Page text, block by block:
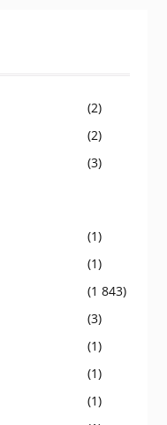
(2)
(2)
(3)
(1)
(1)
(1 843)
(3)
(1)
(1)
(1)